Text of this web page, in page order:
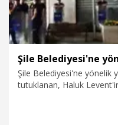
Şile Belediyesi'ne yönelik
tutuklanan, Haluk